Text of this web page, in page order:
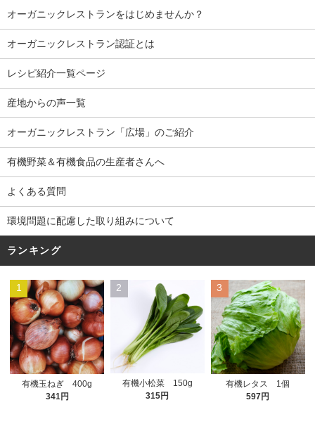
オーガニックレストランをはじめませんか？
オーガニックレストラン認証とは
レシピ紹介一覧ページ
産地からの声一覧
オーガニックレストラン「広場」のご紹介
有機野菜＆有機食品の生産者さんへ
よくある質問
環境問題に配慮した取り組みについて
ランキング
1
有機玉ねぎ 400g
341円
2
有機小松菜 150g
315円
3
有機レタス 1個
597円